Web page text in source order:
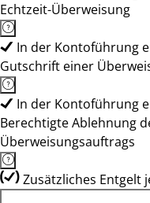
Echtzeit-Überweisung
In der Kontoführung
Gutschrift einer
In der Kontoführung
Berechtigte Ablehnung
Überweisungsauftrags
Zusätzliches Entgelt